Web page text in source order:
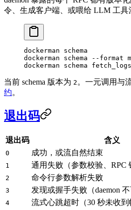
令、生成客户端、或喂给 LLM 工具
dockerman schema
dockerman schema --format
dockerman schema fetch_logs
当前 schema 版本为 2 。一元调用与
约。
退出码
退出码 含义
0 成功，或流自然结束
1 通用失败（参数校验、RPC
2 命令行参数解析失败
3 发现或握手失败（daemon 不
4 流式心跳超时（30 秒未收到